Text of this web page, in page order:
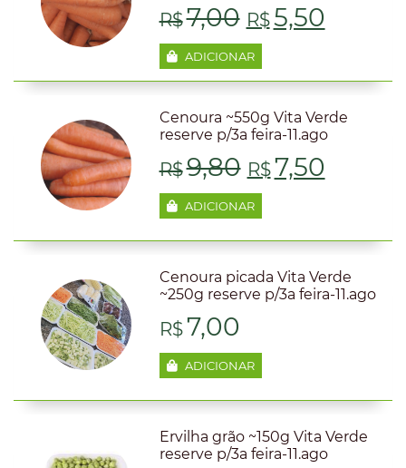
R$7,00 O
preço
original
era:
R$7,00.
R$5,50
atual
é:
ADICIONAR
Cenoura ~550g Vita Verde
reserve p/3a feira-11.ago
R$9,80 O
preço
original
era:
R$7,50
atual
é:
ADICIONAR
Cenoura picada Vita Verde
~250g reserve p/3a feira-11.ago
R$7,00
ADICIONAR
Ervilha grão ~150g Vita Verde
reserve p/3a feira-11.ago